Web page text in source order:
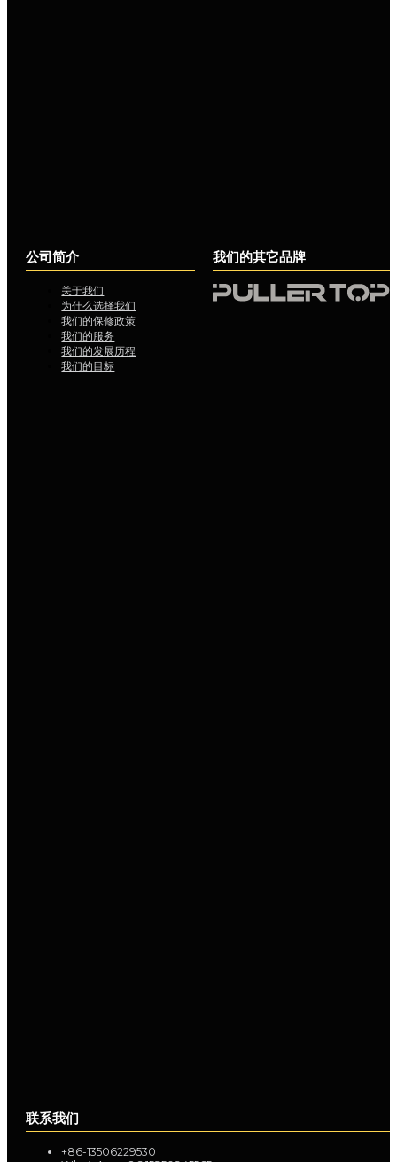
公司简介
关于我们
为什么选择我们
我们的保修政策
我们的服务
我们的发展历程
我们的目标
我们的其它品牌
联系我们
+86-13506229530